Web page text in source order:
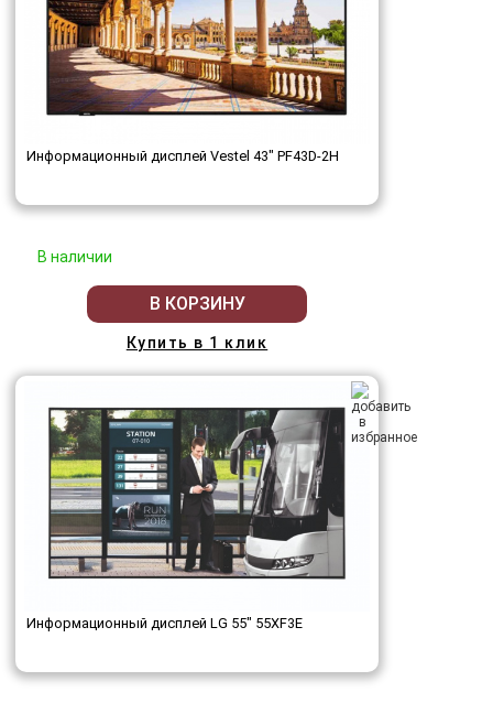
Информационный дисплей Vestel 43" PF43D-2H
В наличии
В КОРЗИНУ
Купить в 1 клик
Информационный дисплей LG 55" 55XF3E